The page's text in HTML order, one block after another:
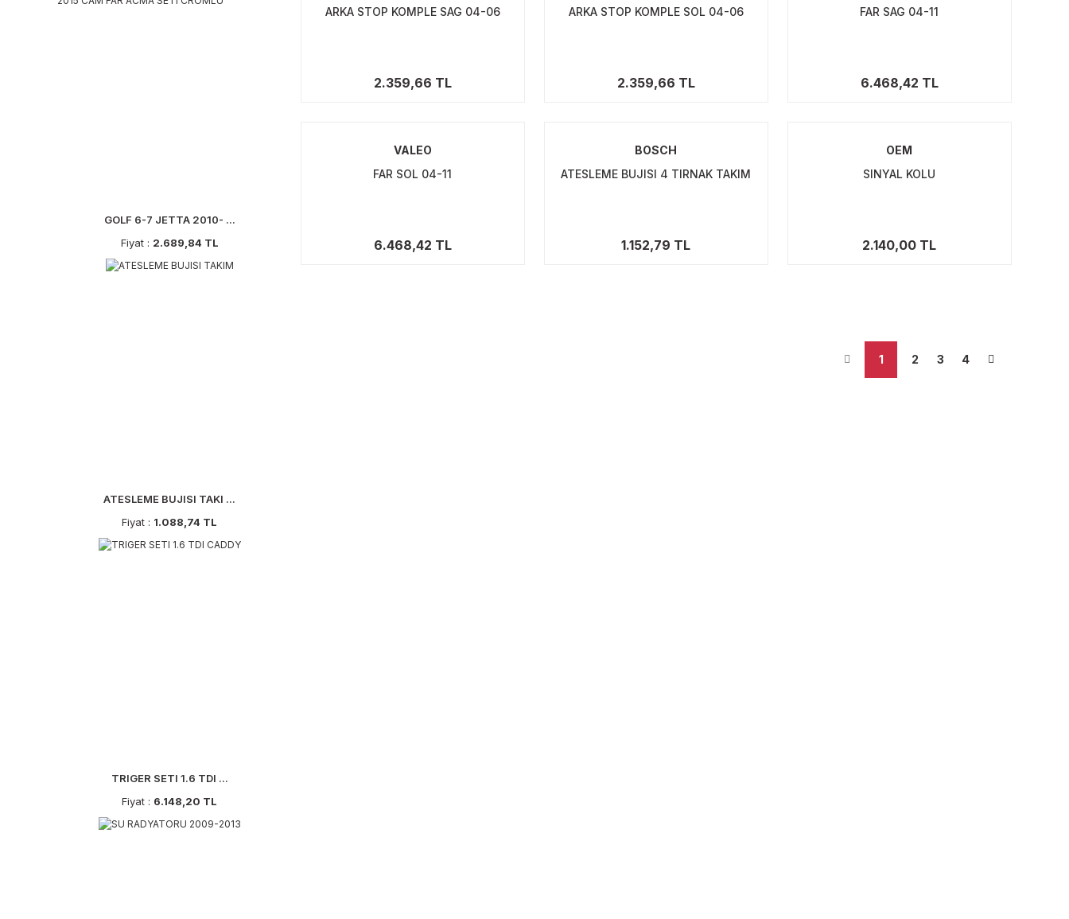
GOLF 6-7 JETTA 2010- ...
Fiyat : 2.689,84 TL
ATESLEME BUJISI TAKI ...
Fiyat : 1.088,74 TL
TRIGER SETI 1.6 TDI ...
Fiyat : 6.148,20 TL
ARKA STOP KOMPLE SAG 04-06
2.359,66 TL
ARKA STOP KOMPLE SOL 04-06
2.359,66 TL
FAR SAG 04-11
6.468,42 TL
VALEO
FAR SOL 04-11
6.468,42 TL
BOSCH
ATESLEME BUJISI 4 TIRNAK TAKIM
1.152,79 TL
OEM
SINYAL KOLU
2.140,00 TL
1 2 3 4